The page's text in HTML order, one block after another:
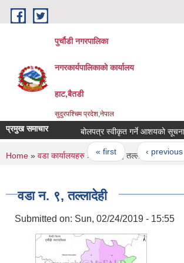
Skip to main content
पुर्चौडी नगरपालिका
नगरकार्यपालिकाकाे कार्यालय
हाट,बैतडी
सुदुरपश्चिम प्रदेश,नेपाल
प्रमुख समाचार बोलपत्र स्वीकृत गर्ने आशयको सूचना ।
Pages
« first ‹ previous
You are here
Home » वडा कार्यालयहरु » वडा न. ९, तल्लादेही
वडा न. ९, तल्लादेही
Submitted on: Sun, 02/24/2019 - 15:55